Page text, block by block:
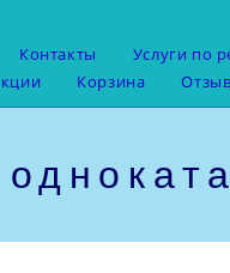
Контакты Услуги по
Корзина